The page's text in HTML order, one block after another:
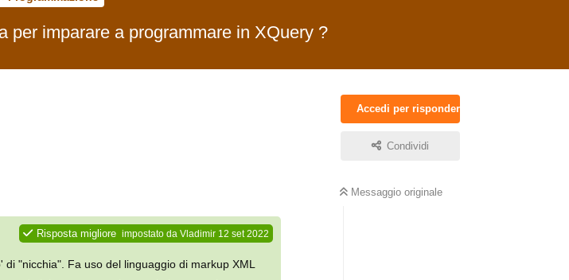
per imparare a programmare in XQuery ?
Accedi per rispondere
Condividi
Messaggio originale
Risposta migliore impostato da Vladimir 12 set 2022
"nicchia". Fa uso del linguaggio di markup XML